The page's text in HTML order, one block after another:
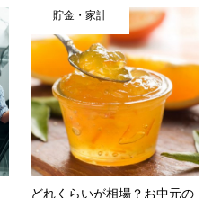
貯金・家計
どれくらいが相場？お中元の